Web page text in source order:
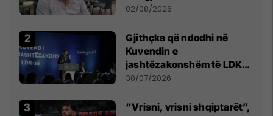
dikush e tradhtoi në
02/08/2026
Gjithçka që ndodhi në
Kuvendin e
jashtëzakonshëm të LDK-
së
30/07/2026
“Vrisni, vrisni shqiptarët”,